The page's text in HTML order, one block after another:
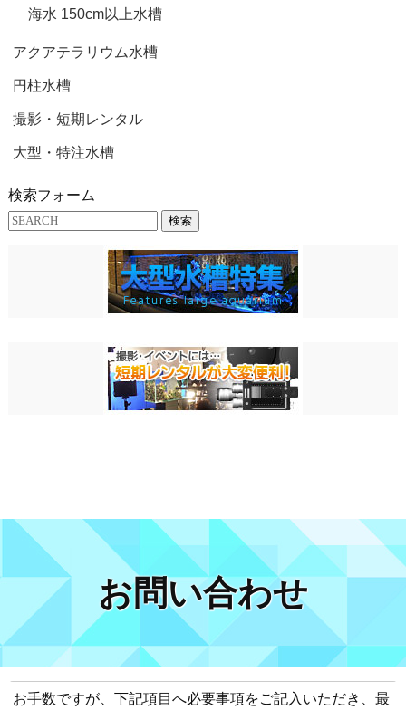
海水 150cm以上水槽
アクアテラリウム水槽
円柱水槽
撮影・短期レンタル
大型・特注水槽
検索フォーム
検索
お問い合わせ
お手数ですが、下記項目へ必要事項をご記入いただき、最